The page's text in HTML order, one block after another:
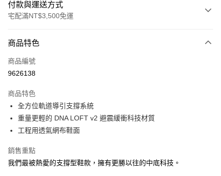
付款與運送方式
宅配滿NT$3,500免運
信用卡一次付款
ATM付款
運送方式
宅配
每筆NT$100，滿NT$3,500(含以上)免運費
商品特色
商品編號
9626138
商品特色
全方位軌道導引支撐系統
重量更輕的 DNA LOFT v2 避震緩衝科技材質
工程用透氣網布鞋面
銷售重點
我們最被熱愛的支撐型鞋款，擁有更勝以往的中底科技。